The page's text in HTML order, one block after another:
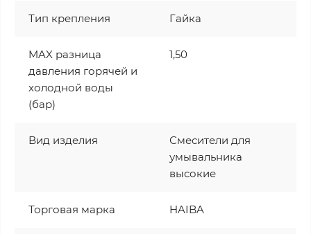
Тип крепления Гайка
MAX разница
давления горячей и
холодной воды
(бар)
1,50
Вид изделия
Смесители для
умывальника
высокие
Торговая марка HAIBA